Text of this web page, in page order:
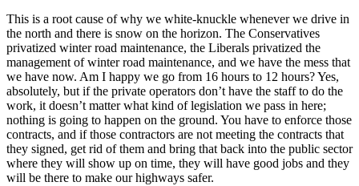
This is a root cause of why we white-knuckle whenever we drive in
the north and there is snow on the horizon. The Conservatives
privatized winter road maintenance, the Liberals privatized the
management of winter road maintenance, and we have the mess that
we have now. Am I happy we go from 16 hours to 12 hours? Yes,
absolutely, but if the private operators don’t have the staff to do the
work, it doesn’t matter what kind of legislation we pass in here;
nothing is going to happen on the ground. You have to enforce those
contracts, and if those contractors are not meeting the contracts that
they signed, get rid of them and bring that back into the public sector
where they will show up on time, they will have good jobs and they
will be there to make our highways safer.